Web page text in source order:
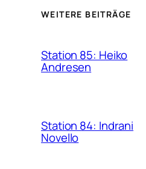
WEITERE BEITRÄGE
Station 85: Heiko
Andresen
Station 84: Indrani
Novello